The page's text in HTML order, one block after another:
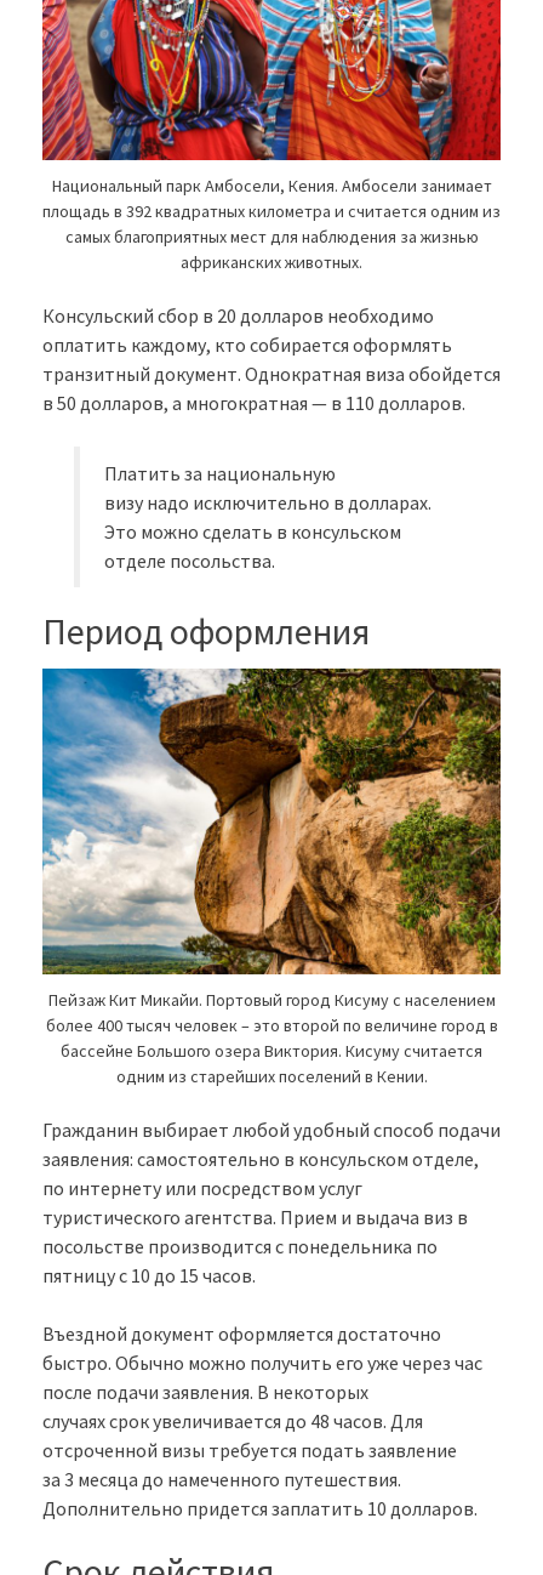
Национальный парк Амбосели, Кения. Амбосели занимает
площадь в 392 квадратных километра и считается одним из
самых благоприятных мест для наблюдения за жизнью
африканских животных.
Консульский сбор в 20 долларов необходимо
оплатить каждому, кто собирается оформлять
транзитный документ. Однократная виза обойдется
в 50 долларов, а многократная — в 110 долларов.
Платить за национальную
визу надо исключительно в долларах.
Это можно сделать в консульском
отделе посольства.
Период оформления
Пейзаж Кит Микайи. Портовый город Кисуму с населением
более 400 тысяч человек – это второй по величине город в
бассейне Большого озера Виктория. Кисуму считается
одним из старейших поселений в Кении.
Гражданин выбирает любой удобный способ подачи
заявления: самостоятельно в консульском отделе,
по интернету или посредством услуг
туристического агентства. Прием и выдача виз в
посольстве производится с понедельника по
пятницу с 10 до 15 часов.
Въездной документ оформляется достаточно
быстро. Обычно можно получить его уже через час
после подачи заявления. В некоторых
случаях срок увеличивается до 48 часов. Для
отсроченной визы требуется подать заявление
за 3 месяца до намеченного путешествия.
Дополнительно придется заплатить 10 долларов.